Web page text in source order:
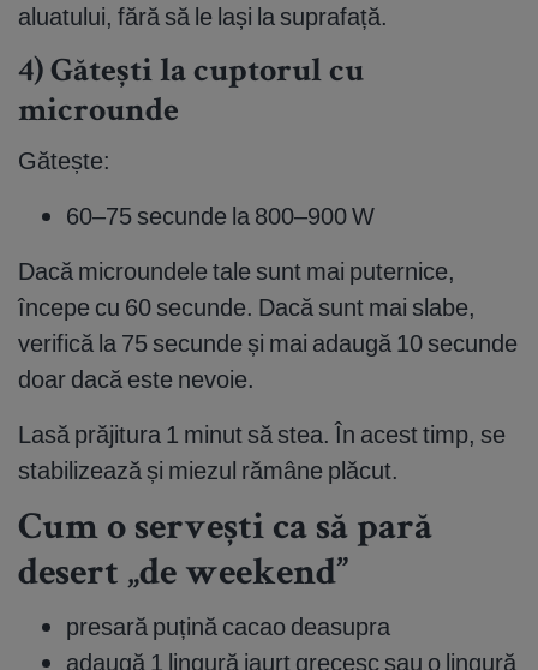
aluatului, fără să le lași la suprafață.
4) Gătești la cuptorul cu
microunde
Gătește:
60–75 secunde la 800–900 W
Dacă microundele tale sunt mai puternice,
începe cu 60 secunde. Dacă sunt mai slabe,
verifică la 75 secunde și mai adaugă 10 secunde
doar dacă este nevoie.
Lasă prăjitura 1 minut să stea. În acest timp, se
stabilizează și miezul rămâne plăcut.
Cum o servești ca să pară
desert „de weekend”
presară puțină cacao deasupra
adaugă 1 lingură iaurt grecesc sau o lingură